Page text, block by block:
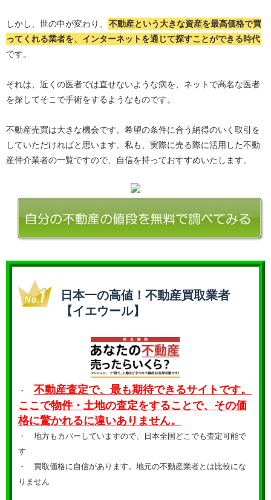
しかし、世の中が変わり、
不動産という大きな資産を最高価格で買
ってくれる業者を、インターネットを通じて探すことができる時代
です。
それは、近くの医者では直せないような病を、ネットで高名な医者
を探してそこで手術をするようなものです。
不動産売買は大きな機会です。希望の条件に合う納得のいく取引を
していただければと思います。私も、実際に売る際に活用した不動
産仲介業者の一覧ですので、自信を持っておすすめいたします。
日本一の高値！不動産買取業者
【イエウール】
・ 不動産査定で、最も期待できるサイトです。
ここで物件・土地の査定をすることで、その価
格に驚かれるに違いありません。
・ 地方もカバーしていますので、日本全国どこでも査定可能で
す
・ 買取価格に自信があります。地元の不動産業者とは比較にな
りません